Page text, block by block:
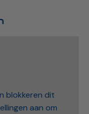
blokkeren dit
aan om